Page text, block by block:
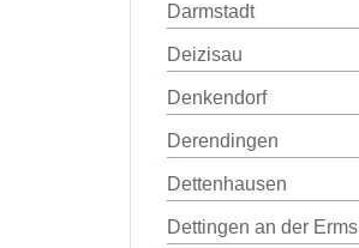
Darmstadt
Deizisau
Denkendorf
Derendingen
Dettenhausen
Dettingen an der Erms